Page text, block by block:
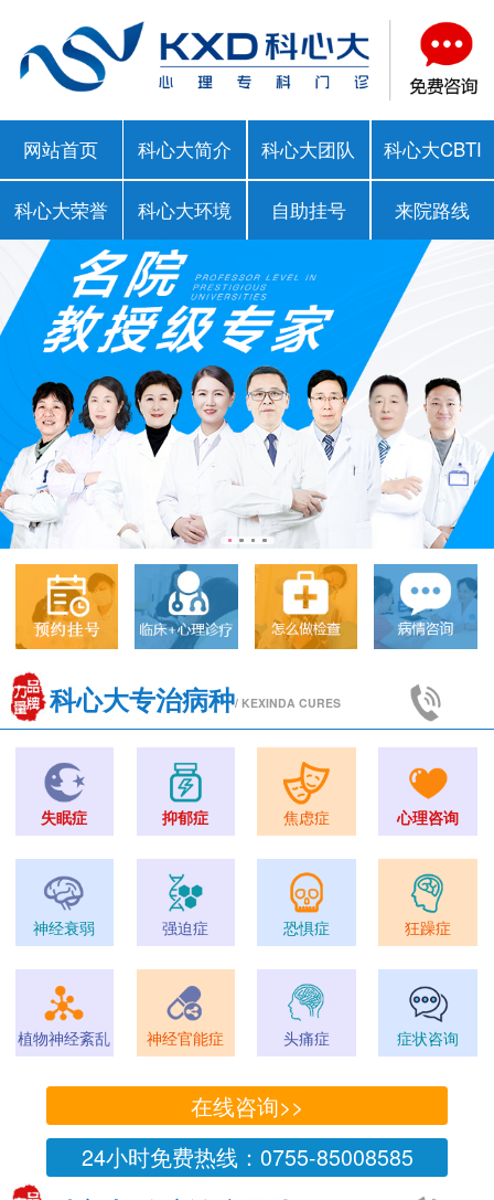
网站首页 科心大简介 科心大团队 科心大CBTI
科心大荣誉 科心大环境 自助挂号 来院路线
科心大专治病种/ KEXINDA CURES
失眠症 抑郁症 焦虑症 心理咨询
神经衰弱 强迫症 恐惧症 狂躁症
植物神经紊乱 神经官能症 头痛症 症状咨询
在线咨询>>
24小时免费热线：0755-85008585